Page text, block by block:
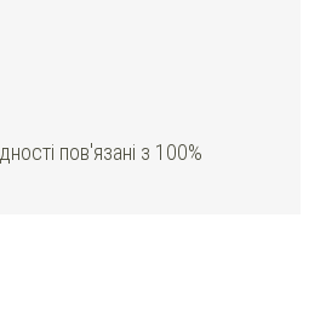
пов'язані з 100%